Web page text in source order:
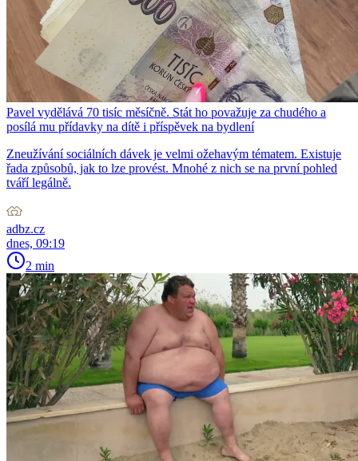
Pavel vydělává 70 tisíc měsíčně. Stát ho považuje za chudého a
posílá mu přídavky na dítě i příspěvek na bydlení
Zneužívání sociálních dávek je velmi ožehavým tématem. Existuje
řada způsobů, jak to lze provést. Mnohé z nich se na první pohled
tváří legálně.
adbz.cz
dnes, 09:19
2 min